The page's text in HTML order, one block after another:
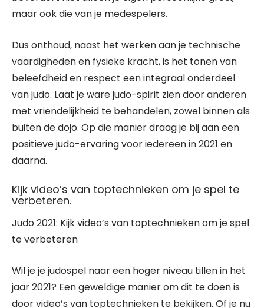
maar ook die van je medespelers.
Dus onthoud, naast het werken aan je technische
vaardigheden en fysieke kracht, is het tonen van
beleefdheid en respect een integraal onderdeel
van judo. Laat je ware judo-spirit zien door anderen
met vriendelijkheid te behandelen, zowel binnen als
buiten de dojo. Op die manier draag je bij aan een
positieve judo-ervaring voor iedereen in 2021 en
daarna.
Kijk video’s van toptechnieken om je spel te
verbeteren.
Judo 2021: Kijk video’s van toptechnieken om je spel
te verbeteren
Wil je je judospel naar een hoger niveau tillen in het
jaar 2021? Een geweldige manier om dit te doen is
door video’s van toptechnieken te bekijken. Of je nu